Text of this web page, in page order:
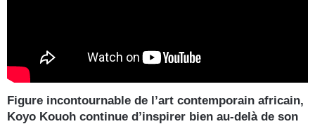
Figure incontournable de l’art contemporain africain,
Koyo Kouoh continue d’inspirer bien au-delà de son